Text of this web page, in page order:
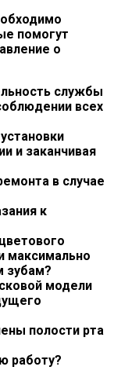
помогут
о
службы
всех
и заканчивая
в случае
к
максимально
зубам?
модели
полости рта
работу?